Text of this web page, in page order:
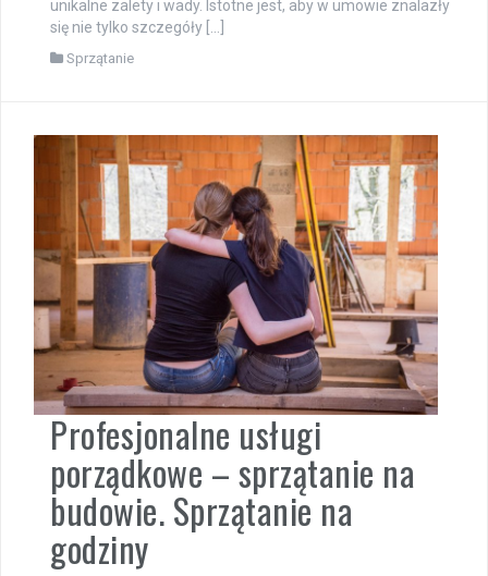
unikalne zalety i wady. Istotne jest, aby w umowie znalazły
się nie tylko szczegóły […]
Sprzątanie
Profesjonalne usługi
porządkowe – sprzątanie na
budowie. Sprzątanie na
godziny